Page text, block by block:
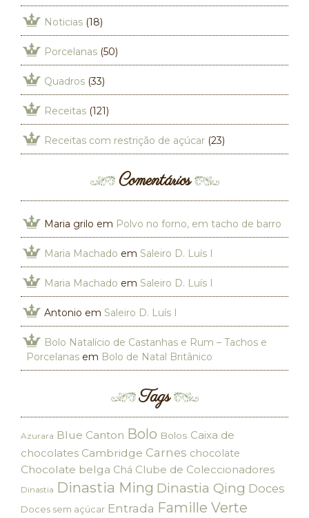
Noticias (18)
Porcelanas (50)
Quadros (33)
Receitas (121)
Receitas com restrição de açúcar (23)
Comentários
Maria grilo em Polvo no forno, em tacho de barro
Maria Machado em Saleiro D. Luís I
Maria Machado em Saleiro D. Luís I
Antonio em Saleiro D. Luís I
Bolo Natalício de Castanhas e Rum – Tachos e
Porcelanas em Bolo de Natal Britânico
Tags
Azurara Blue Canton Bolo Bolos Caixa de
chocolates Cambridge Carnes chocolate
Chocolate belga Chá Clube de Coleccionadores
Dinastia Dinastia Ming Dinastia Qing Doces
Doces sem açúcar Entrada Famille Verte